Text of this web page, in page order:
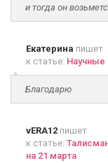
и тогда он
Екатерина пишет
к статье:
Благодарю
vERA12 пишет
к статье:
на 21 марта